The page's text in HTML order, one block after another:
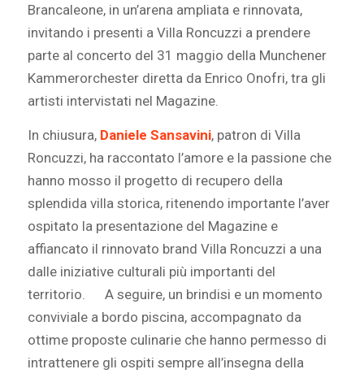
Brancaleone, in un’arena ampliata e rinnovata,
invitando i presenti a Villa Roncuzzi a prendere
parte al concerto del 31 maggio della Munchener
Kammerorchester diretta da Enrico Onofri, tra gli
artisti intervistati nel Magazine.
In chiusura, Daniele Sansavini, patron di Villa
Roncuzzi, ha raccontato l’amore e la passione che
hanno mosso il progetto di recupero della
splendida villa storica, ritenendo importante l’aver
ospitato la presentazione del Magazine e
affiancato il rinnovato brand Villa Roncuzzi a una
dalle iniziative culturali più importanti del
territorio. A seguire, un brindisi e un momento
conviviale a bordo piscina, accompagnato da
ottime proposte culinarie che hanno permesso di
intrattenere gli ospiti sempre all’insegna della